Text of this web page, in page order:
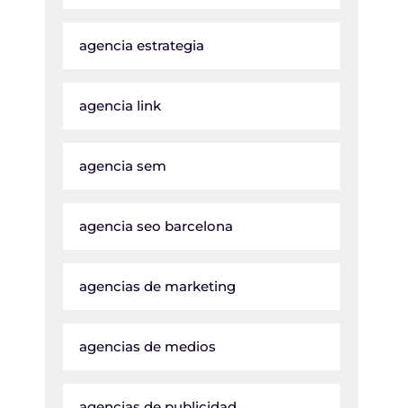
agencia estrategia
agencia link
agencia sem
agencia seo barcelona
agencias de marketing
agencias de medios